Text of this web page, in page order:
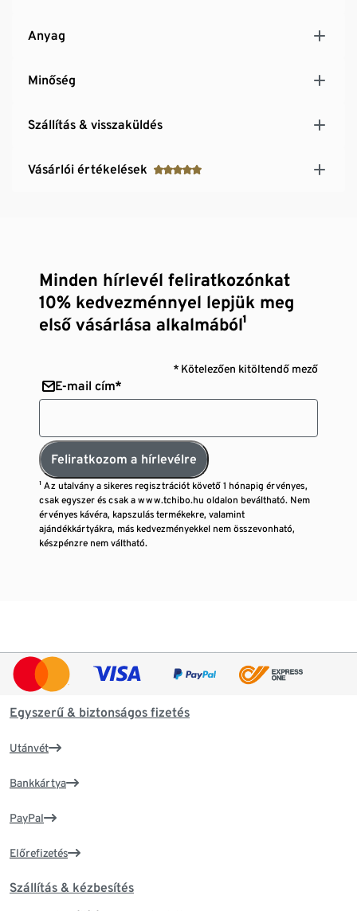
Anyag
Minőség
Szállítás & visszaküldés
Vásárlói értékelések
Minden hírlevél feliratkozónkat
10% kedvezménnyel lepjük meg
első vásárlása alkalmából¹
* Kötelezően kitöltendő mező
E-mail cím*
Feliratkozom a hírlevélre
¹ Az utalvány a sikeres regisztrációt követő 1 hónapig érvényes,
csak egyszer és csak a www.tchibo.hu oldalon beváltható. Nem
érvényes kávéra, kapszulás termékekre, valamint
ajándékkártyákra, más kedvezményekkel nem összevonható,
készpénzre nem váltható.
Egyszerű & biztonságos fizetés
Utánvét
Bankkártya
PayPal
Előrefizetés
Szállítás & kézbesítés